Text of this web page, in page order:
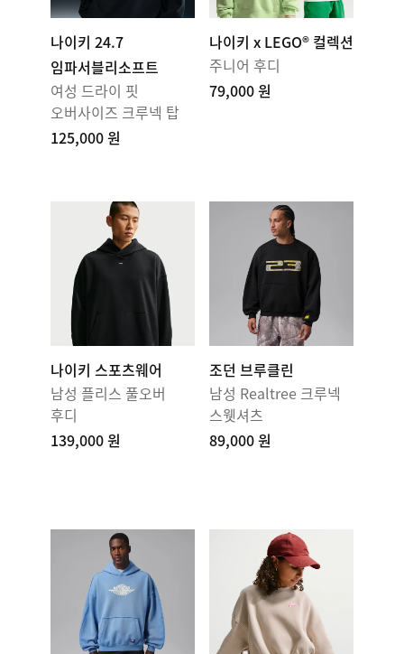
나이키 24.7
임파서블리소프트
여성 드라이 핏
오버사이즈 크루넥 탑
125,000 원
나이키 x LEGO® 컬렉션
주니어 후디
79,000 원
나이키 스포츠웨어
남성 플리스 풀오버
후디
139,000 원
조던 브루클린
남성 Realtree 크루넥
스웻셔츠
89,000 원